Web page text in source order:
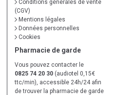
Conditions générales de vente
(CGV)
Mentions légales
Données personnelles
Cookies
Pharmacie de garde
Vous pouvez contacter le
0825 74 20 30 (audiotel 0,15€
ttc/min), accessible 24h/24 afin
de trouver la pharmacie de garde